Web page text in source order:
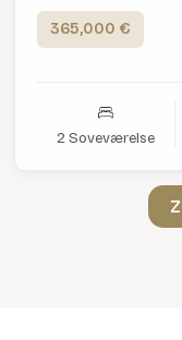
365,000 €
2 Soveværelse